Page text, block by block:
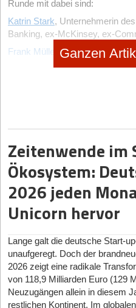
Runde mit dabei sind:
Katrin Stark, Unternehmerin
Banking, ex-McKinsey, ex-
Frank Müller
, Mitgründer
sowie der CEO eines Brokers,
Family Office.
Stable-Return erstmals für
Nach mehreren Jahren der
“stable return”-Fonds für
entwickelte Investment-
autonom. Der Algorithmus
Aktienindexoptionen einen
einem Anleihenportfolio
Ganzen
Zeitenwende
Ökosystem:
2026 jeden
Unicorn hervor
Lange galt die deutsche Start-
unaufgeregt. Doch der
2026 zeigt eine radikale
von 118,9 Milliarden Euro (129
Neuzugängen allein in diesem
restlichen Kontinent. Im